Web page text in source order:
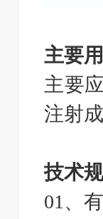
主要
主要
注射
技术
01、